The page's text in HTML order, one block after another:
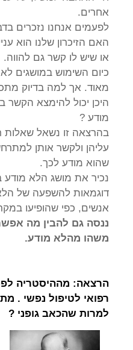
אחרים.
לפעמים אנחנו נזכרים
האם הזיכרון שלנו הוא
או שיש לו קשר גם להווה.
כיום השימוש במושגים
מאוד. אך למה בדיוק
היכן יכול להימצא הקשר
מודע ?
בהרצאה זו נשאל שאלות
עליהן ולקשר אותן
שהוא מודע לכך.
נכיר את מושג הלא
דוגמאות להשפעה של
אנשים, כפי שהופיעו
ננסה גם להבין מה
משהו מהלא מודע.
הרצאה: מההיסטריה
רפואי לטיפול נפשי .
למרות שהכאב גופני ?